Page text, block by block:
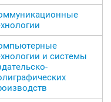
и системы